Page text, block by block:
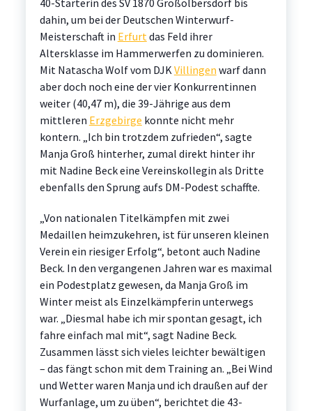
40-Starterin des SV 1870 Großolbersdorf bis
dahin, um bei der Deutschen Winterwurf-
Meisterschaft in Erfurtdas Feld ihrer
Altersklasse im Hammerwerfen zu dominieren.
Mit Natascha Wolf vom DJKVillingen warf dann
aber doch noch eine der vier Konkurrentinnen
weiter (40,47 m), die 39-Jährige aus dem
mittleren Erzgebirge konnte nicht mehr
kontern. „Ich bin trotzdem zufrieden“, sagte
Manja Groß hinterher, zumal direkt hinter ihr
mit Nadine Beck eine Vereinskollegin als Dritte
ebenfalls den Sprung aufs DM-Podest schaffte.
„Von nationalen Titelkämpfen mit zwei
Medaillen heimzukehren, ist für unseren kleinen
Verein ein riesiger Erfolg“, betont auch Nadine
Beck. In den vergangenen Jahren war es maximal
ein Podestplatz gewesen, da Manja Groß im
Winter meist als Einzelkämpferin unterwegs
war. „Diesmal habe ich mir spontan gesagt, ich
fahre einfach mal mit“, sagt Nadine Beck.
Zusammen lässt sich vieles leichter bewältigen
– das fängt schon mit dem Training an. „Bei Wind
und Wetter waren Manja und ich draußen auf der
Wurfanlage, um zu üben“, berichtet die 43-